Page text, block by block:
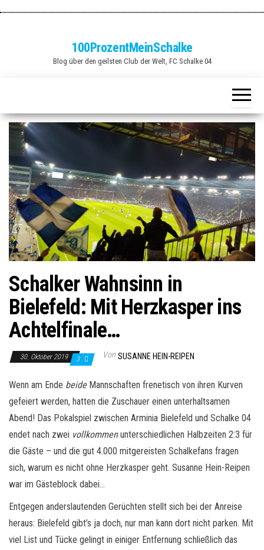
100ProzentMeinSchalke
Blog über den geilsten Club der Welt, FC Schalke 04
Schalker Wahnsinn in
Bielefeld: Mit Herzkasper ins
Achtelfinale…
30. Oktober 2019 3 Von SUSANNE HEIN-REIPEN
Wenn am Ende beideMannschaften frenetisch von ihren Kurven
gefeiert werden, hatten die Zuschauer einen unterhaltsamen
Abend! Das Pokalspiel zwischen Arminia Bielefeld und Schalke 04
endet nach zwei vollkommenunterschiedlichen Halbzeiten 2:3 für
die Gäste – und die gut 4.000 mitgereisten Schalkefans fragen
sich, warum es nicht ohne Herzkasper geht. Susanne Hein-Reipen
war im Gästeblock dabei…
Entgegen anderslautenden Gerüchten stellt sich bei der Anreise
heraus: Bielefeld gibt’s ja doch, nur man kann dort nicht parken. Mit
viel List und Tücke gelingt in einiger Entfernung schließlich das